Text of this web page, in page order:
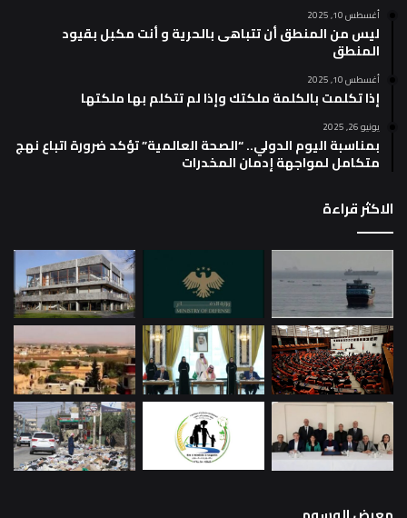
أغسطس 10, 2025
ليس من المنطق أن تتباهى بالحرية و أنت مكبل بقيود
المنطق
أغسطس 10, 2025
إذا تكلمت بالكلمة ملكتك وإذا لم تتكلم بها ملكتها
يونيو 26, 2025
بمناسبة اليوم الدولي.. “الصحة العالمية” تؤكد ضرورة اتباع نهج
متكامل لمواجهة إدمان المخدرات
الاكثر قراءة